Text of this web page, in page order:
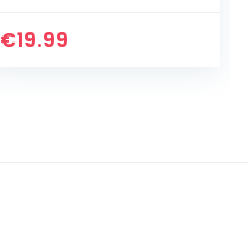
12h heiß, 24h kalt |
€19.99